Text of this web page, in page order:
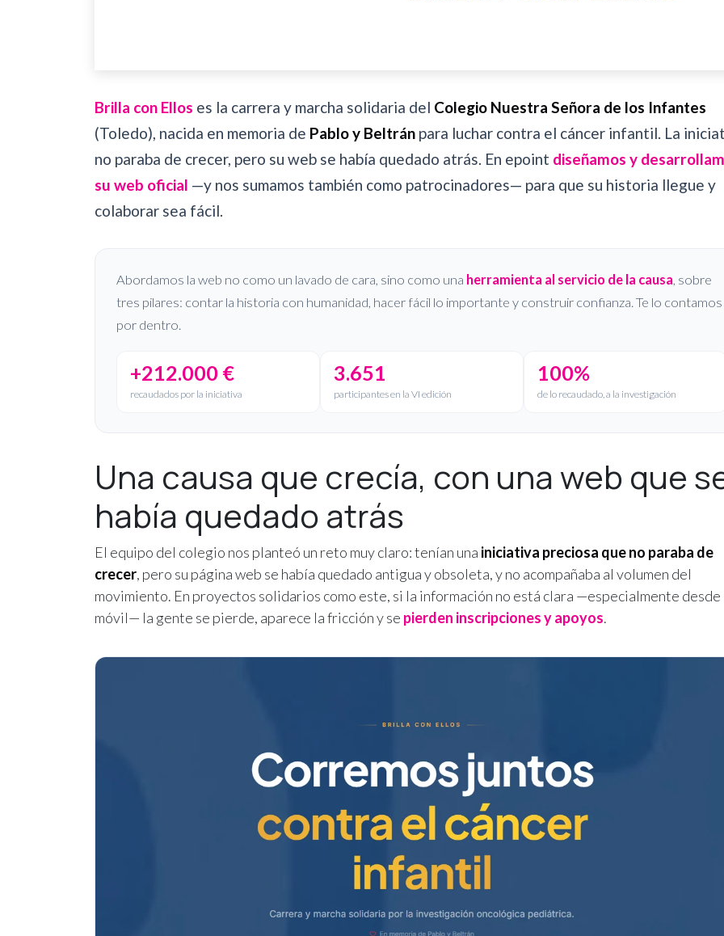
Brilla con Ellos es la carrera y marcha solidaria del Colegio Nuestra Señora de los Infantes
(Toledo), nacida en memoria de Pablo y Beltrán para luchar contra el cáncer infantil. La
no paraba de crecer, pero su web se había quedado atrás. En epoint diseñamos y
su web oficial —y nos sumamos también como patrocinadores— para que su historia llegue y
colaborar sea fácil.
Abordamos la web no como un lavado de cara, sino como una herramienta al servicio de la causa, sobre
tres pilares: contar la historia con humanidad, hacer fácil lo importante y construir confianza. Te lo contamos
por dentro.
+212.000 €
recaudados por la iniciativa
3.651
participantes en la VI edición
100%
de lo recaudado, a la investigación
Una causa que crecía, con una web que
había quedado atrás
El equipo del colegio nos planteó un reto muy claro: tenían una iniciativa preciosa que no paraba de
crecer, pero su página web se había quedado antigua y obsoleta, y no acompañaba al volumen del
movimiento. En proyectos solidarios como este, si la información no está clara —especialmente desde
móvil— la gente se pierde, aparece la fricción y se pierden inscripciones y apoyos.